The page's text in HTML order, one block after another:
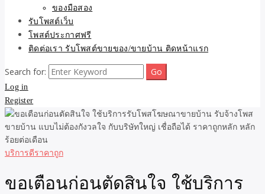
ของมือสอง
รับโพสต์เว็บ
โพสต์ประกาศฟรี
ติดต่อเรา รับโพสต์ขายของ/ขายบ้าน ติดหน้าแรก
Search for:
Log in
Register
บริการดีราคาถูก
ขอเตือนก่อนตัดสินใจ ใช้บริการ